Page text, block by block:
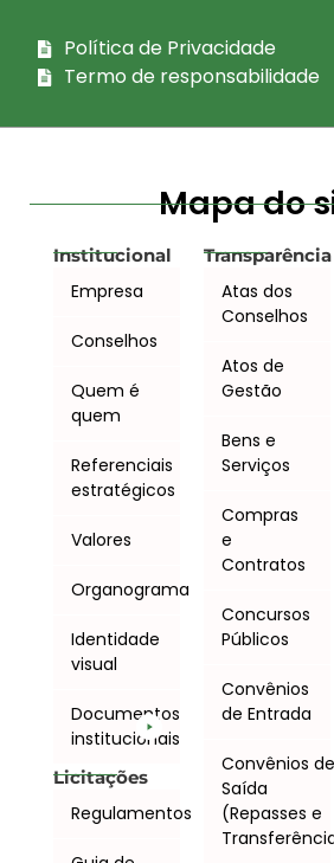
Política de Privacidade
Termo de responsabilidade
Mapa do
Institucional
Empresa
Conselhos
Quem é
quem
Referenciais
estratégicos
Valores
Organograma
Identidade
visual
Documentos
institucionais
Licitações
Regulamentos
Transparência
Atas dos
Conselhos
Atos de
Gestão
Bens e
Serviços
Compras
e
Contratos
Concursos
Públicos
Convênios
de Entrada
Convênios de
Saída
(Repasses e